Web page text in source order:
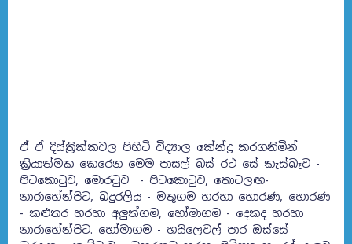
ඒ ඒ දිස්ත්‍රික්කවල පිහිටි විද්‍යාල කේන්ද්‍ර කරගනිමින්
ක්‍රියාත්මක කෙරෙන මෙම පාසල් බස් රථ සේ කැස්බෑව -
පිටකොටුව, මොරටුව - පිටකොටුව, තොටලඟ-
නාරාහේන්පිට, බදුරලිය - මතුගම හරහා හොරණ, හොරණ
- කළුතර හරහා අලුත්ගම, හෝමාගම - දෙකද හරහා
නාරාහේන්පිට. හෝමාගම - හයිලෙවල් පාර ඔස්සේ